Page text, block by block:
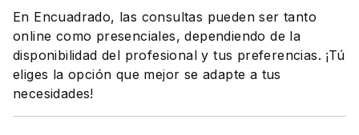
En Encuadrado, las consultas pueden ser tanto
online como presenciales, dependiendo de la
disponibilidad del profesional y tus preferencias. ¡Tú
eliges la opción que mejor se adapte a tus
necesidades!